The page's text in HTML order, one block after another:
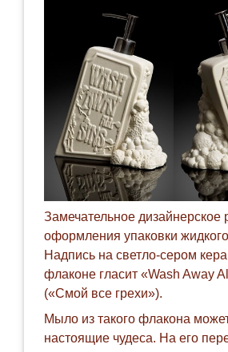
Замечательное дизайнерское
оформления упаковки
Надпись на светло-сером
флаконе гласит «Wash Away
(«Смой все грехи»).
Мыло из такого флакона
настоящие чудеса. На его